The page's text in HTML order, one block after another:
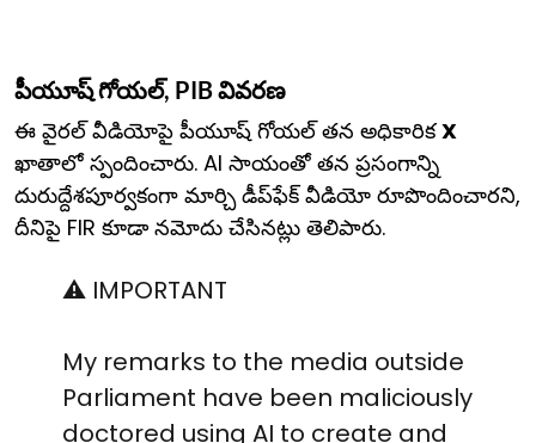
పీయూష్ గోయల్, PIB వివరణ
ఈ వైరల్ వీడియోపై పీయూష్ గోయల్ తన అధికారికX
ఖాతాలో స్పందించారు. AI సాయంతో తన ప్రసంగాన్ని
దురుద్దేశపూర్వకంగా మార్చి డీప్‌ఫేక్ వీడియో రూపొందించారని,
దీనిపై FIR కూడా నమోదు చేసినట్లు తెలిపారు.
⚠️ IMPORTANT
My remarks to the media outside
Parliament have been maliciously
doctored using AI to create and